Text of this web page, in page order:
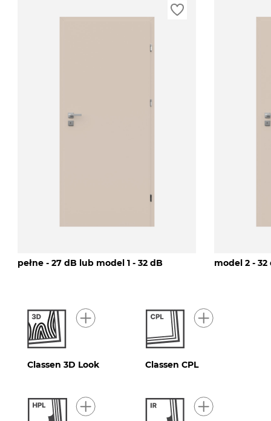
pełne - 27 dB lub model 1 - 32 dB model 2 - 32
Classen 3D Look Classen CPL